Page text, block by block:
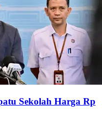
Sekolah Harga Rp